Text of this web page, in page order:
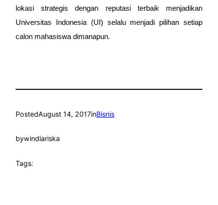
lokasi strategis dengan reputasi terbaik menjadikan
Universitas Indonesia (UI) selalu menjadi pilihan setiap
calon mahasiswa dimanapun.
PostedAugust 14, 2017inBisnis
bywindiariska
Tags: